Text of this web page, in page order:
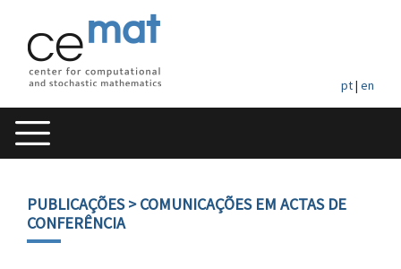
pt| en
PUBLICAÇÕES> COMUNICAÇÕES EM ACTAS DE
CONFERÊNCIA